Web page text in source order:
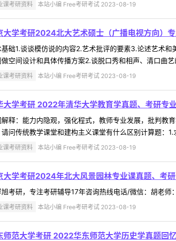
课考研资料 本站小编 Free考研考试 2023-08-19
大学考研2024北大艺术硕士（广播电视方向）
础1.谈谈模仿说的内容2.艺术批评的要素3.论述艺术
做空间设计和具体传播方案2.谈脱口秀和相声、清口曲
课考研资料 本站小编 Free考研考试 2023-08-19
大学考研 2022年清华大学教育学真题、考研专
解释：能力内隐观，强化程式，教师专业发展，批判教
问传统教学课堂和建构主义课堂有什么区别计算题：
课考研资料 本站小编 Free考研考试 2023-08-19
大学考研2024年北大风景园林专业课真题、考
旭考研，专注考研辅导17年咨询热线电话/微信：胡老师
课考研资料 本站小编 Free考研考试 2023-08-19
师范大学考研 2022华东师范大学历史学真题回